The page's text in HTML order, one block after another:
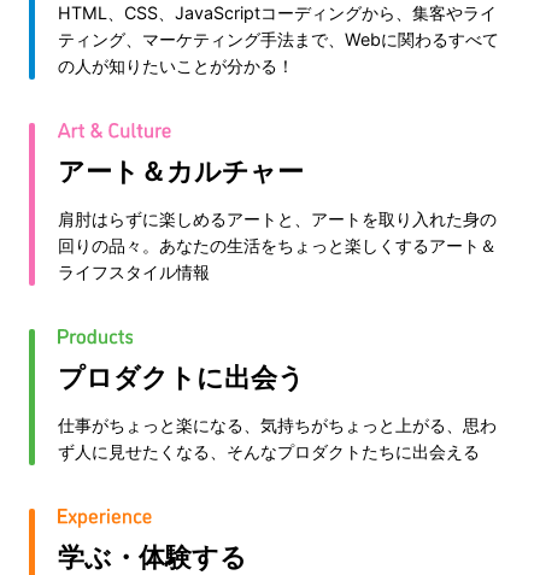
HTML、CSS、JavaScriptコーディングから、集客やライ
ティング、マーケティング手法まで、Webに関わるすべて
の人が知りたいことが分かる！
アート＆カルチャー
肩肘はらずに楽しめるアートと、アートを取り入れた身の
回りの品々。あなたの生活をちょっと楽しくするアート＆
ライフスタイル情報
プロダクトに出会う
仕事がちょっと楽になる、気持ちがちょっと上がる、思わ
ず人に見せたくなる、そんなプロダクトたちに出会える
学ぶ・体験する